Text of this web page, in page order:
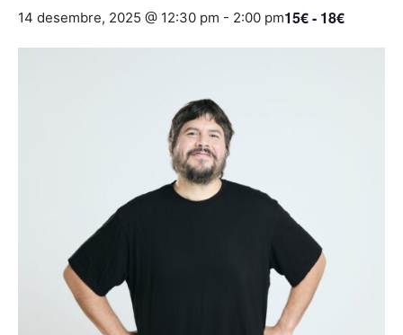
14 desembre, 2025 @ 12:30 pm - 2:00 pm15€ - 18€